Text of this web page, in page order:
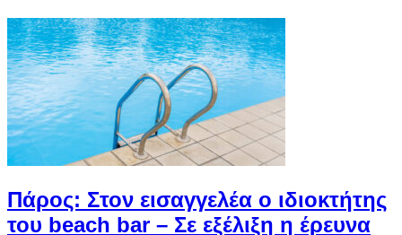
August 9, 2026
Check Also